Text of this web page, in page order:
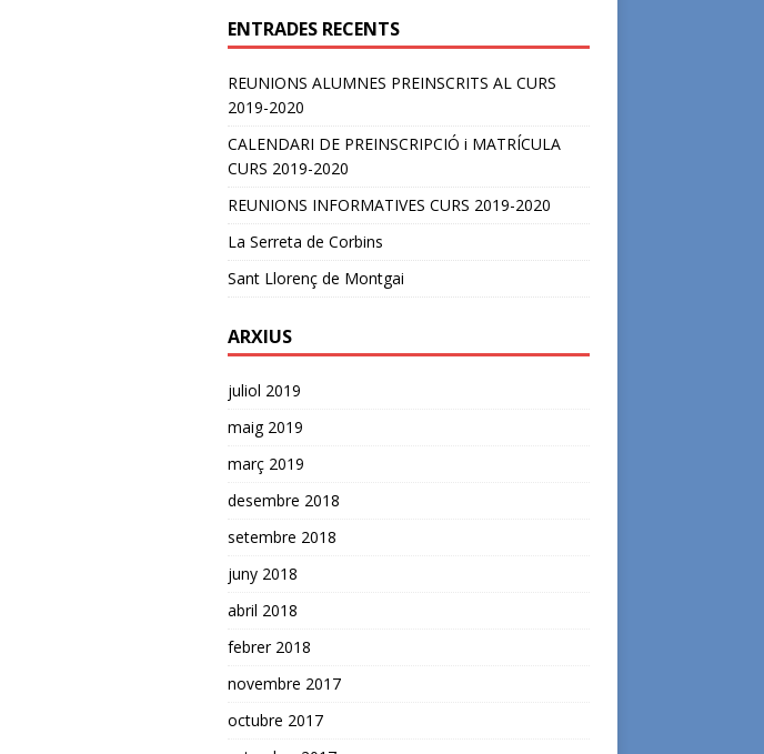
ENTRADES RECENTS
REUNIONS ALUMNES PREINSCRITS AL CURS
2019-2020
CALENDARI DE PREINSCRIPCIÓ i MATRÍCULA
CURS 2019-2020
REUNIONS INFORMATIVES CURS 2019-2020
La Serreta de Corbins
Sant Llorenç de Montgai
ARXIUS
juliol 2019
maig 2019
març 2019
desembre 2018
setembre 2018
juny 2018
abril 2018
febrer 2018
novembre 2017
octubre 2017